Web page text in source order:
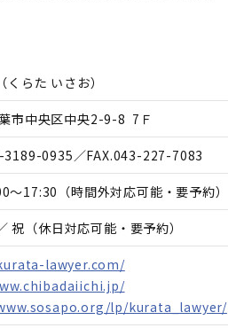
（ くらた いさお）
市中央区中央2-9-8 7Ｆ
3189-0935／FAX.043-227-7083
～17:30（時間外対応可能・要予約）
祝（休日対応可能・要予約）
lawyer.com/
lp/kurata_lawyer/